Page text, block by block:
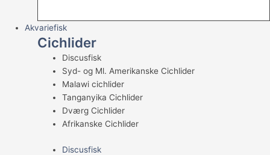
Akvariefisk
Cichlider
Discusfisk
Syd- og Ml. Amerikanske Cichlider
Malawi cichlider
Tanganyika Cichlider
Dværg Cichlider
Afrikanske Cichlider
Discusfisk